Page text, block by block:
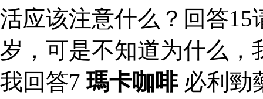
活应该注意什么？回答
岁，可是不知道为什么，
我回答7瑪卡咖啡必利勁